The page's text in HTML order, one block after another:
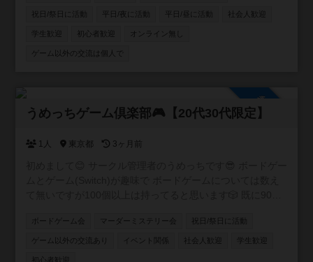
か飲みとかそういうことはするつもりありません。 仲良く
祝日/祭日に活動 平日/夜に活動 平日/昼に活動 社会人歓迎
学生歓迎 初心者歓迎 オンライン無し
ゲーム以外の交流は個人で
参加自由
うめっちゲーム倶楽部🎮【20代30代限定】
1人 東京都 3ヶ月前
向かい入れたくてこちらでも サークルを作らせて頂きまし
た✨ 皆さんお喋り好きな方が多いので黙々とゲームをやり
ボードゲーム会 マーダーミステリー会 祝日/祭日に活動
ゲーム以外の交流あり イベント関係 社会人歓迎 学生歓迎
初心者歓迎